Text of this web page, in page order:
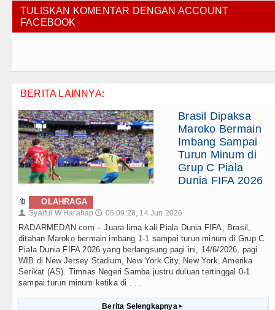
TULISKAN KOMENTAR DENGAN ACCOUNT
FACEBOOK
BERITA LAINNYA:
Brasil Dipaksa
Maroko Bermain
Imbang Sampai
Turun Minum di
Grup C Piala
Dunia FIFA 2026
🔖 OLAHRAGA
👤 Syaiful W Harahap 🕔 06:09:28, 14 Jun 2026
RADARMEDAN.com – Juara lima kali Piala Dunia FIFA, Brasil,
ditahan Maroko bermain imbang 1-1 sampai turun minum di Grup C
Piala Dunia FIFA 2026 yang berlangsung pagi ini, 14/6/2026, pagi
WIB di New Jersey Stadium, New York City, New York, Amerika
Serikat (AS). Timnas Negeri Samba justru duluan tertinggal 0-1
sampai turun minum ketika di . . .
Berita Selengkapnya ▸